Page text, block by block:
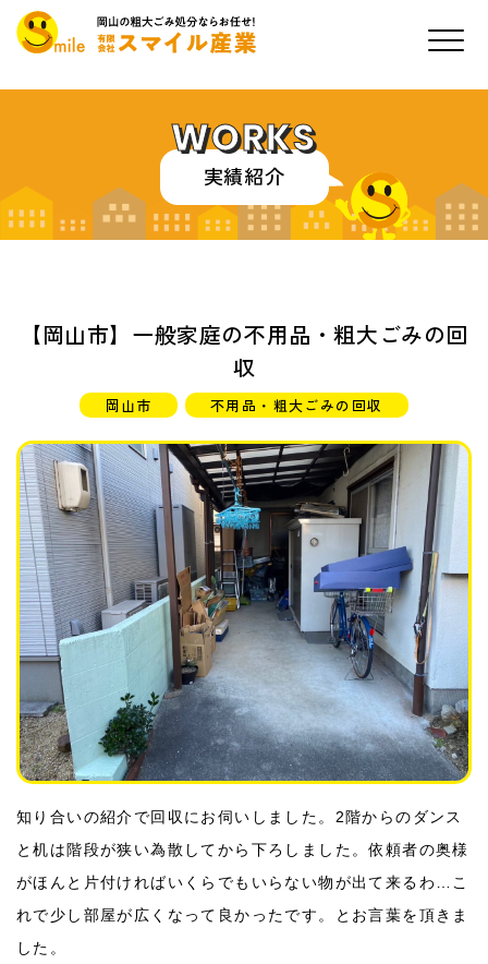
WORKS
実績紹介
【岡山市】一般家庭の不用品・粗大ごみの回
収
岡山市 不用品・粗大ごみの回収
知り合いの紹介で回収にお伺いしました。2階からのダンス
と机は階段が狭い為散してから下ろしました。依頼者の奥様
がほんと片付ければいくらでもいらない物が出て来るわ…こ
れで少し部屋が広くなって良かったです。とお言葉を頂きま
した。